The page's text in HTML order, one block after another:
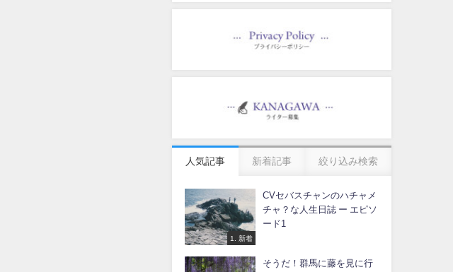
人気記事 新着記事 絞り込み検索
1. 新着
CVセバスチャンのハチャメ
チャ？な人生日誌 ー エピソ
ード1
そうだ！群馬に藤を見に行